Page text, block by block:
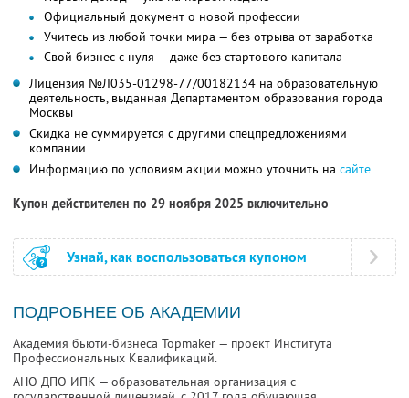
Официальный документ о новой профессии
Учитесь из любой точки мира — без отрыва от заработка
Свой бизнес с нуля — даже без стартового капитала
Лицензия №Л035-01298-77/00182134 на образовательную
деятельность, выданная Департаментом образования города
Москвы
Скидка не суммируется с другими спецпредложениями
компании
Информацию по условиям акции можно уточнить на сайте
Купон действителен по 29 ноября 2025 включительно
Узнай, как воспользоваться купоном
ПОДРОБНЕЕ ОБ АКАДЕМИИ
Академия бьюти-бизнеса Topmaker — проект Института
Профессиональных Квалификаций.
АНО ДПО ИПК — образовательная организация с